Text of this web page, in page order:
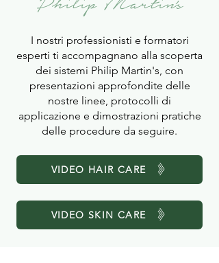
I nostri professionisti e formatori
esperti ti accompagnano alla scoperta
dei sistemi Philip Martin's, con
presentazioni approfondite delle
nostre linee, protocolli di
applicazione e dimostrazioni pratiche
delle procedure da seguire.
VIDEO HAIR CARE
VIDEO SKIN CARE